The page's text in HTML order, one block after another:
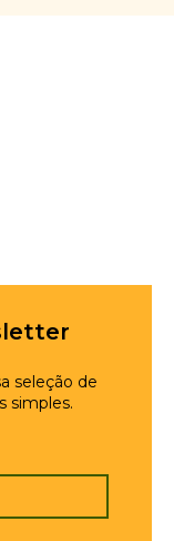
seleção de
simples.